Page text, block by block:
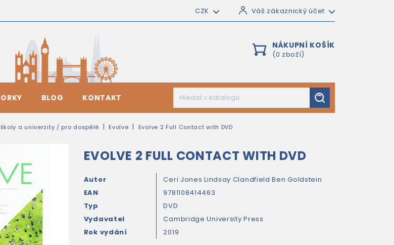
CZK Váš zákaznický účet
NÁKUPNÍ KOŠÍK
(0 zboží)
BLOG KONTAKT
a univerzity / pro dospělé Evolve Evolve 2 Full Contact with DVD
EVOLVE 2 FULL CONTACT WITH DVD
Autor Ceri JonesLindsay ClandfieldBen Goldstein
EAN
9781108414463
Typ
DVD
Vydavatel
Cambridge University Press
Rok vydání
2019